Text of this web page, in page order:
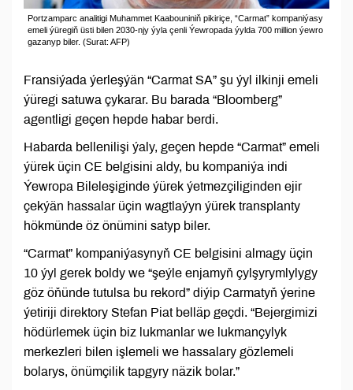
Portzamparc analitigi Muhammet Kaabouniniň pikiriçe, “Carmat” kompaniýasy
emeli ýüregiň üsti bilen 2030-njy ýyla çenli Ýewropada ýylda 700 million ýewro
gazanyp biler. (Surat: AFP)
Fransiýada ýerleşýän “Carmat SA” şu ýyl ilkinji emeli
ýüregi satuwa çykarar. Bu barada “Bloomberg”
agentligi geçen hepde habar berdi.
Habarda bellenilişi ýaly, geçen hepde “Carmat” emeli
ýürek üçin CE belgisini aldy, bu kompaniýa indi
Ýewropa Bileleşiginde ýürek ýetmezçiliginden ejir
çekýän hassalar üçin wagtlaýyn ýürek transplanty
hökmünde öz önümini satyp biler.
“Carmat” kompaniýasynyň CE belgisini almagy üçin
10 ýyl gerek boldy we “şeýle enjamyň çylşyrymlylygy
göz öňünde tutulsa bu rekord” diýip Carmatyň ýerine
ýetiriji direktory Stefan Piat belläp geçdi. “Bejergimizi
hödürlemek üçin biz lukmanlar we lukmançylyk
merkezleri bilen işlemeli we hassalary gözlemeli
bolarys, önümçilik tapgyry näzik bolar.”